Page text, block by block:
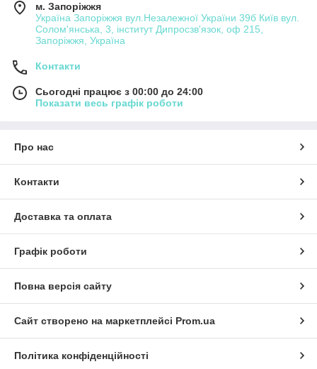
м. Запоріжжя
Україна Запоріжжя вул.Незалежної України 39б Київ вул.
Солом'янська, 3, інститут Дипросзв'язок, оф 215,
Запоріжжя, Україна
Контакти
Сьогодні працює з 00:00 до 24:00
Показати весь графік роботи
Про нас
Контакти
Доставка та оплата
Графік роботи
Повна версія сайту
Сайт створено на маркетплейсі Prom.ua
Політика конфіденційності